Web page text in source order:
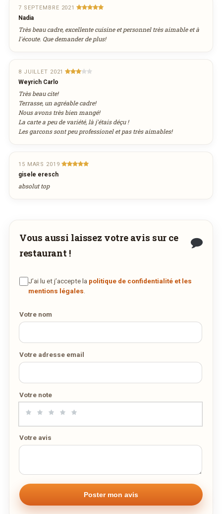
7 SEPTEMBRE 2021
Nadia
Très beau cadre, excellente cuisine et personnel très aimable et à
l'écoute. Que demander de plus!
8 JUILLET 2021
Weyrich Carlo
Très beau cite!
Terrasse, un agréable cadre!
Nous avons très bien mangé!
La carte a peu de variété, là j'étais déçu !
Les garcons sont peu professionel et pas très aimables!
15 MARS 2019
gisele eresch
absolut top
Vous aussi laissez votre avis sur ce
restaurant !
J’ai lu et j’accepte la politique de confidentialité et les
mentions légales
Votre nom
Votre adresse email
Votre note
Votre avis